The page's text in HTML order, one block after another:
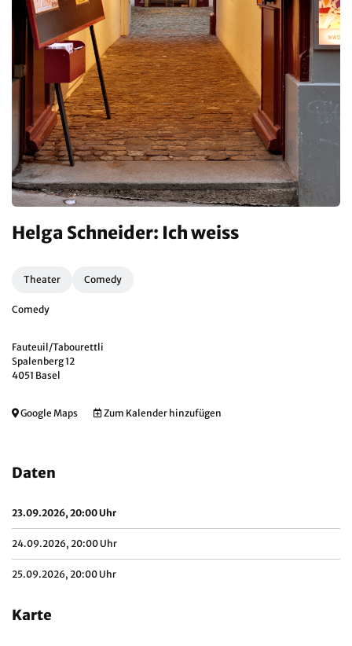
Helga Schneider: Ich weiss
Theater Comedy
Comedy
Fauteuil/Tabourettli
Spalenberg 12
4051 Basel
Google Maps Zum Kalender hinzufügen
Daten
23.09.2026, 20:00 Uhr
24.09.2026, 20:00 Uhr
25.09.2026, 20:00 Uhr
Karte